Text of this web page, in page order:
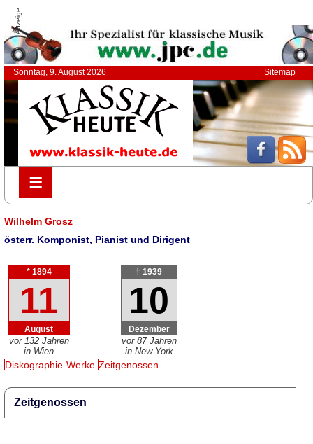
Anzeige
Sonntag, 9. August 2026 Sitemap
≡
≡
Wilhelm Grosz
österr. Komponist, Pianist und Dirigent
* 1894
11
August
vor 132 Jahren
in Wien
† 1939
10
Dezember
vor 87 Jahren
in New York
Diskographie Werke Zeitgenossen
Zeitgenossen